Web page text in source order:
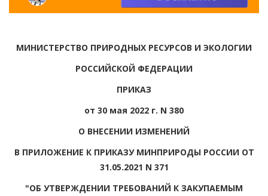
МИНИСТЕРСТВО ПРИРОДНЫХ РЕСУРСОВ И ЭКОЛОГИИ
РОССИЙСКОЙ ФЕДЕРАЦИИ
ПРИКАЗ
от 30 мая 2022 г. N 380
О ВНЕСЕНИИ ИЗМЕНЕНИЙ
В ПРИЛОЖЕНИЕ К ПРИКАЗУ МИНПРИРОДЫ РОССИИ ОТ
31.05.2021 N 371
"ОБ УТВЕРЖДЕНИИ ТРЕБОВАНИЙ К ЗАКУПАЕМЫМ